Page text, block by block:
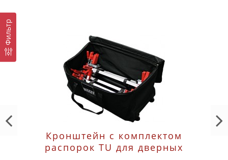
Фильтр
Кронштейн с комплектом
распорок TU для дверных